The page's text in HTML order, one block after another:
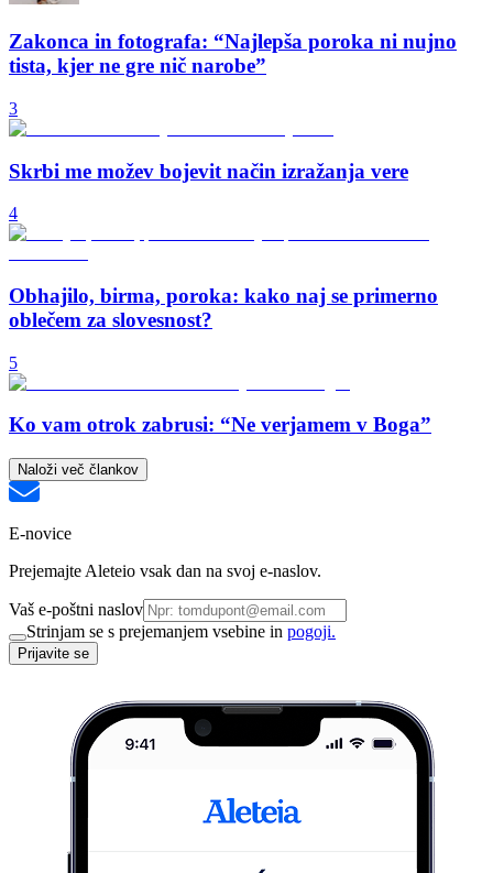
Zakonca in fotografa: “Najlepša poroka ni nujno
tista, kjer ne gre nič narobe”
3
Skrbi me možev bojevit način izražanja vere
4
Obhajilo, birma, poroka: kako naj se primerno
oblečem za slovesnost?
5
Ko vam otrok zabrusi: “Ne verjamem v Boga”
Naloži več člankov
E-novice
Prejemajte Aleteio vsak dan na svoj e-naslov.
Vaš e-poštni naslov
Strinjam se s prejemanjem vsebine in pogoji.
Prijavite se